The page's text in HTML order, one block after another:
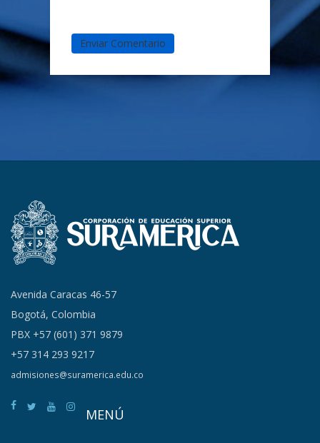
Avenida Caracas 46-57
Bogotá, Colombia
PBX +57 (601) 371 9879
+57 314 293 9217
admisiones@suramerica.edu.co
MENÚ